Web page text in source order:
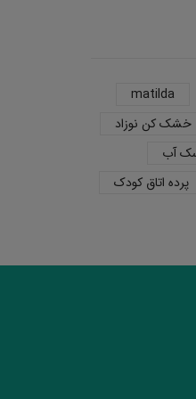
matilda
خشک کن نوزاد
آب
پرده اتاق کودک